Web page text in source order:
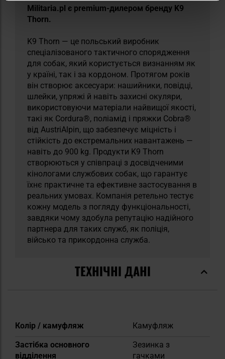
Militaria.pl є premium-дилером бренду K9
Thorn.
K9 Thorn — це польський виробник
спеціалізованого тактичного спорядження
для собак, який користується визнанням як
у країні, так і за кордоном. Протягом років
він створює аксесуари: нашийники, повідці,
шлейки, упряжі й навіть захисні окуляри,
використовуючи матеріали найвищої якості,
такі як Cordura®, поліамід і пряжки Cobra®
від AustriAlpin, що забезпечує міцність і
стійкість до екстремальних навантажень —
навіть до 900 kg. Продукти K9 Thorn
створюються у співпраці з досвідченими
кінологами службових собак, що гарантує
їхнє практичне та ефективне застосування в
реальних умовах. Компанія ретельно тестує
кожну модель з погляду функціональності,
завдяки чому здобула репутацію надійного
партнера для таких служб, як поліція,
військо та прикордонна служба.
ТЕХНІЧНІ ДАНІ
Докладніше
Колір / камуфляж
Камуфляж
Застібка основного
відділення
Зезинка з
гачками